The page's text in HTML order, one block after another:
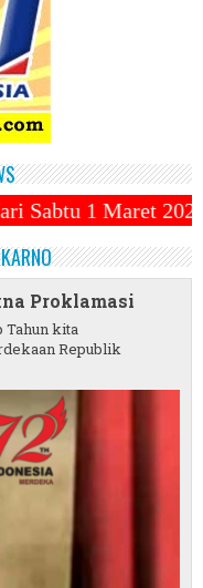
~||~ 1 Syawal
Proklamasi
Tahun kita
Republik